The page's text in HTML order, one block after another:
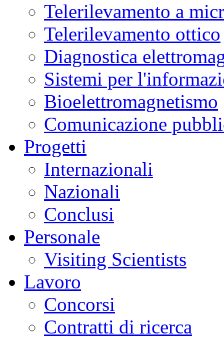
Telerilevamento a
Telerilevamento ottico
Diagnostica
Sistemi per
Bioelettromagnetismo
Comunicazione
Progetti
Internazionali
Nazionali
Conclusi
Personale
Visiting Scientists
Lavoro
Concorsi
Contratti di ricerca